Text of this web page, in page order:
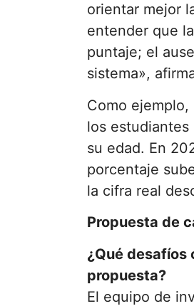
orientar mejor
entender que
puntaje; el
sistema»,
Como
los
su edad. En
porcentaje
la cifra real
Propuesta de
¿Qué desafíos
propuesta?
El equipo de